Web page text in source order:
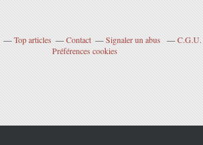
Top articles Contact Signaler un abus C.G.U.
Préférences cookies